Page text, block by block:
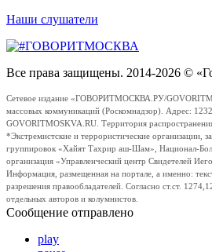
Наши слушатели
Все права защищены. 2014-2026 ©
Сетевое издание «ГОВОРИТМОСКВА.РУ/
массовых коммуникаций (Роскомнадзор). Адрес:
GOVORITMOSKVA.RU. Территория
*Экстремистские и террористические
группировок «Хайят Тахрир аш-Шам», Национал-
организация «Управленческий центр Свидетелей
Информация, размещенная на портале, а именно:
разрешения правообладателей. Согласно ст.ст.
отдельных авторов и колумнистов.
Сообщение отправлено
play